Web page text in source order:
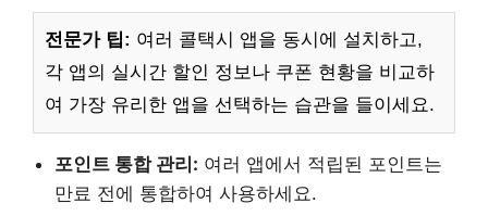
전문가 팁: 여러 콜택시 앱을 동시에 설치하고,
각 앱의 실시간 할인 정보나 쿠폰 현황을 비교하
여 가장 유리한 앱을 선택하는 습관을 들이세요.
포인트 통합 관리: 여러 앱에서 적립된 포인트는
만료 전에 통합하여 사용하세요.